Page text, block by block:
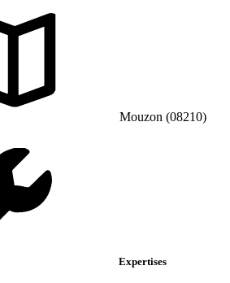
Mouzon (08210)
Expertises